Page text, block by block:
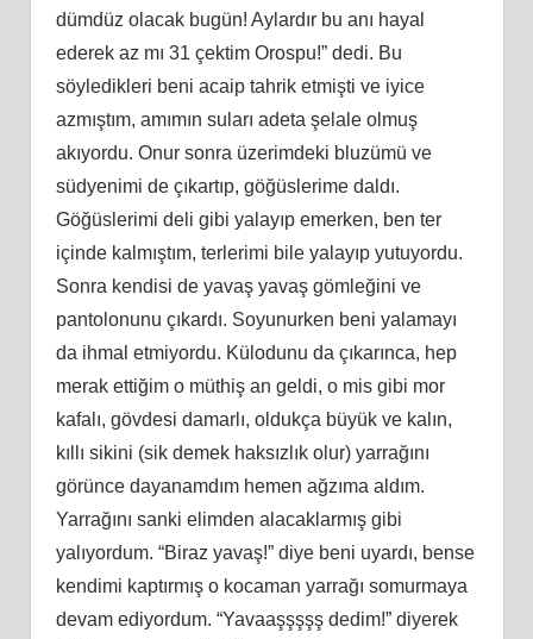
dümdüz olacak bugün! Aylardır bu anı hayal
ederek az mı 31 çektim Orospu!” dedi. Bu
söyledikleri beni acaip tahrik etmişti ve iyice
azmıştım, amımın suları adeta şelale olmuş
akıyordu. Onur sonra üzerimdeki bluzümü ve
südyenimi de çıkartıp, göğüslerime daldı.
Göğüslerimi deli gibi yalayıp emerken, ben ter
içinde kalmıştım, terlerimi bile yalayıp yutuyordu.
Sonra kendisi de yavaş yavaş gömleğini ve
pantolonunu çıkardı. Soyunurken beni yalamayı
da ihmal etmiyordu. Külodunu da çıkarınca, hep
merak ettiğim o müthiş an geldi, o mis gibi mor
kafalı, gövdesi damarlı, oldukça büyük ve kalın,
kıllı sikini (sik demek haksızlık olur) yarrağını
görünce dayanamdım hemen ağzıma aldım.
Yarrağını sanki elimden alacaklarmış gibi
yalıyordum. “Biraz yavaş!” diye beni uyardı, bense
kendimi kaptırmış o kocaman yarrağı somurmaya
devam ediyordum. “Yavaaşşşşş dedim!” diyerek